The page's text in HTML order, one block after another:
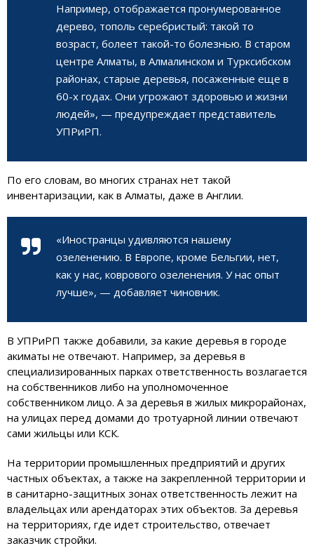
Например, отображается пронумерованное
дерево, тополь серебристый: такой то
возраст, болеет такой-то болезнью. В старом
центре Алматы, в Алмалинском и Турксибском
районах, старые деревья, посаженные еще в
60-х годах. Они угрожают здоровью и жизни
людей», — предупреждает представитель
УПРиРП.
По его словам, во многих странах нет такой
инвентаризации, как в Алматы, даже в Англии.
«Иностранцы удивляются нашему
озеленению. В Европе, кроме Бельгии, нет,
как у нас, коврового озеленения. У нас опыт
лучше», — добавляет чиновник.
В УПРиРП также добавили, за какие деревья в городе
акиматы не отвечают. Например, за деревья в
специализированных парках ответственность возлагается
на собственников либо на уполномоченное
собственником лицо. А за деревья в жилых микрорайонах,
на улицах перед домами до тротуарной линии отвечают
сами жильцы или КСК.
На территории промышленных предприятий и других
частных объектах, а также на закрепленной территории и
в санитарно-защитных зонах ответственность лежит на
владельцах или арендаторах этих объектов. За деревья
на территориях, где идет строительство, отвечает
заказчик стройки.